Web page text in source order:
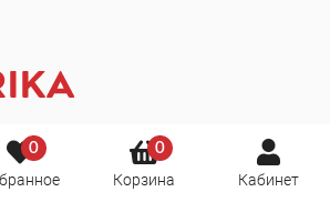
0 0
Корзина Кабинет